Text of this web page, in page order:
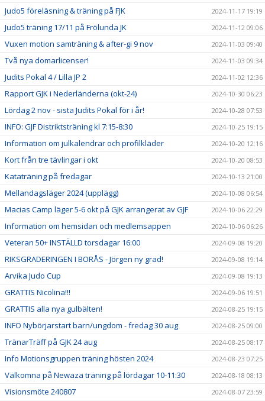
Judo5 föreläsning & träning på FJK 2024-11-17 19:19
Judo5 träning 17/11 på Frölunda JK 2024-11-12 09:06
Vuxen motion samträning & after-gi 9 nov 2024-11-03 09:40
Två nya domarlicenser! 2024-11-03 09:34
Judits Pokal 4 / Lilla JP 2 2024-11-02 12:36
Rapport GJK i Nederländerna (okt-24) 2024-10-30 06:23
Lördag 2 nov - sista Judits Pokal för i år! 2024-10-28 07:53
INFO: GJF Distriktsträning kl 7:15-8:30 2024-10-25 19:15
Information om julkalendrar och profilkläder 2024-10-20 12:16
Kort från tre tävlingar i okt 2024-10-20 08:53
Kataträning på fredagar 2024-10-13 21:00
Mellandagsläger 2024 (upplägg) 2024-10-08 06:54
Macias Camp läger 5-6 okt på GJK arrangerat av GJF 2024-10-06 22:29
Information om hemsidan och medlemsappen 2024-10-06 06:26
Veteran 50+ INSTÄLLD torsdagar 16:00 2024-09-08 19:20
RIKSGRADERINGEN I BORÅS - Jörgen ny grad! 2024-09-08 19:14
Arvika Judo Cup 2024-09-08 19:13
GRATTIS Nicolina!!! 2024-09-06 19:51
GRATTIS alla nya gulbälten! 2024-08-25 19:15
INFO Nybörjarstart barn/ungdom - fredag 30 aug 2024-08-25 09:00
TränarTräff på GJK 24 aug 2024-08-25 08:17
Info Motionsgruppen träning hösten 2024 2024-08-23 07:25
Välkomna på Newaza träning på lördagar 10-11:30 2024-08-18 08:13
Visionsmöte 240807 2024-08-07 23:59